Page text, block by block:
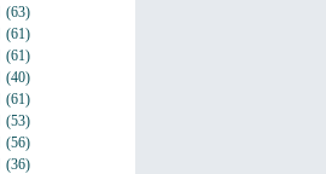
(63)
(61)
(61)
(40)
(61)
(53)
(56)
(36)